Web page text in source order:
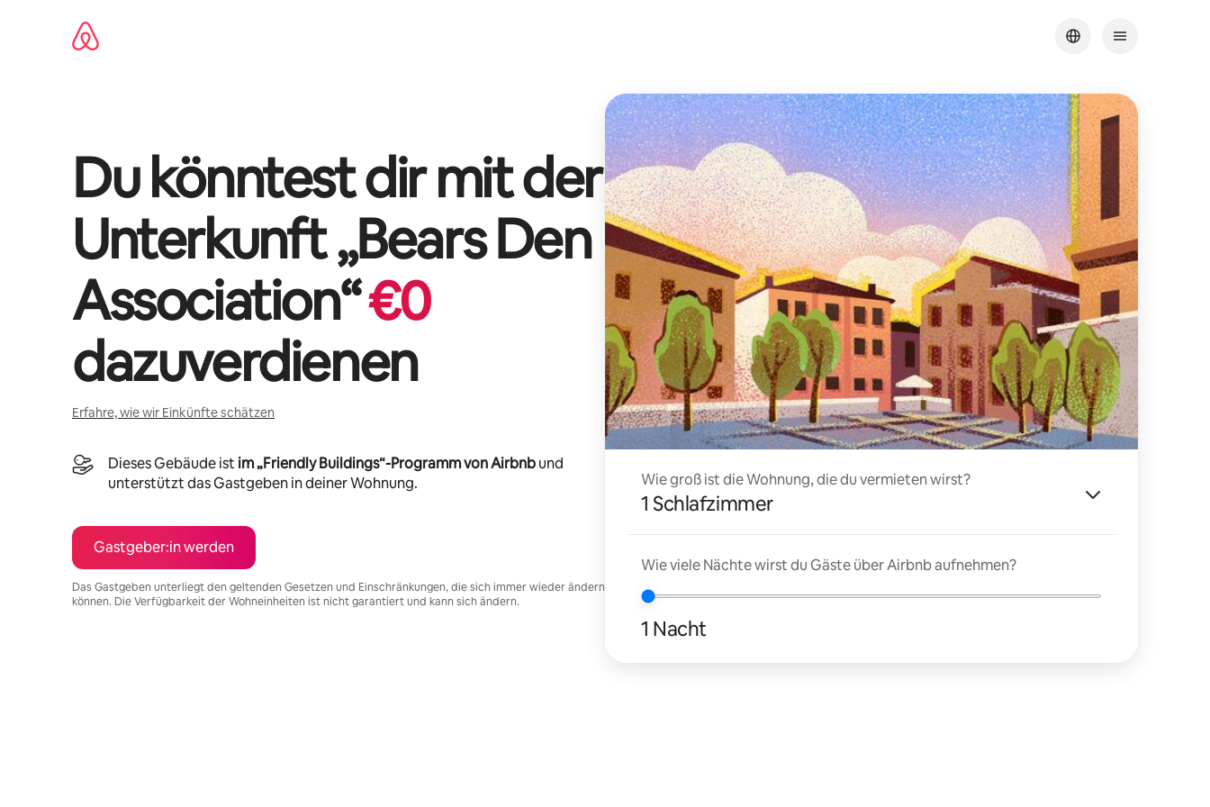
Du könntest dir mit der
Unterkunft „Bears Den
Association“€0
dazuverdienen
Erfahre, wie wir Einkünfte schätzen
Dieses Gebäude ist im „Friendly Buildings“-Programm von Airbnbund
unterstützt das Gastgeben in deiner Wohnung.
Gastgeber:in werden
Das Gastgeben unterliegt den geltenden Gesetzen und Einschränkungen, die sich immer wieder ändern
können. Die Verfügbarkeit der Wohneinheiten ist nicht garantiert und kann sich ändern.
Wie groß ist die Wohnung, die du vermieten wirst?
1 Schlafzimmer
Wie viele Nächte wirst du Gäste über Airbnb aufnehmen?
1 Nacht